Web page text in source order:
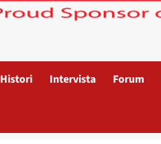
Histori Intervista Forum